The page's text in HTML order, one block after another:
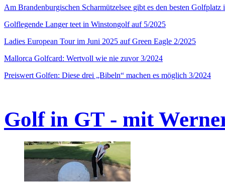
Am Brandenburgischen Scharmützelsee gibt es den besten
Golflegende Langer teet in Winstongolf auf 5/2025
Ladies European Tour im Juni 2025 auf Green Eagle 2/2025
Mallorca Golfcard: Wertvoll wie nie zuvor 3/2024
Preiswert Golfen: Diese drei „Bibeln“ machen es möglich 3/2024
Golf in GT - mit